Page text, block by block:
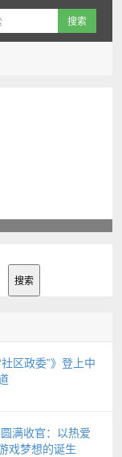
搜索
区政委”》登上中
满收官：以热爱
戏梦想的诞生